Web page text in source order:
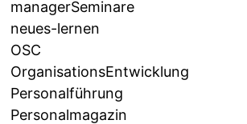
managerSeminare
neues-lernen
OSC
OrganisationsEntwicklung
Personalführung
Personalmagazin